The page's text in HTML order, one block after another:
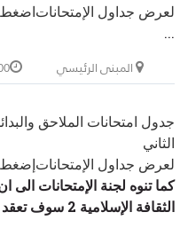
لعرض جداول الإمتحاناتاضغط
...
المبنى الرئيسي
جدول امتحانات الملاحق
الثاني
لعرض جداول الإمتحاناتإضغط
الثقافة الإسلامية 2 سوف تعقد يومي السبت و ا...